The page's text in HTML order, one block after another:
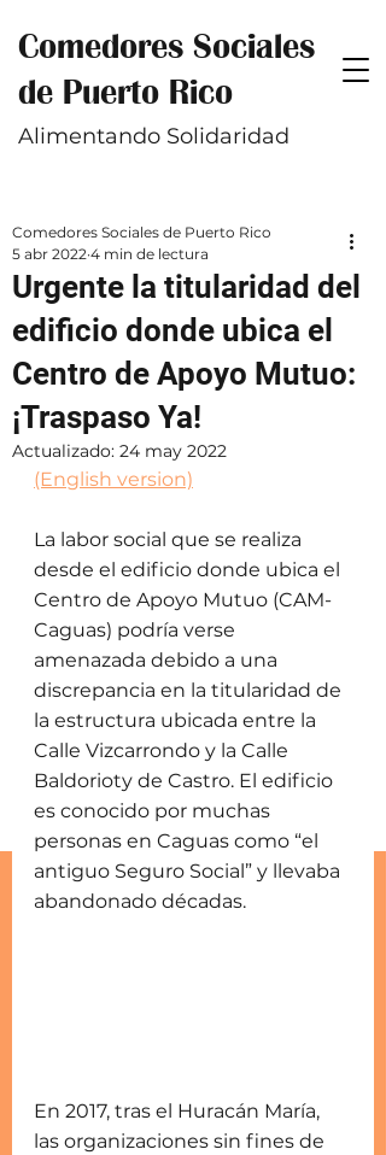
Comedores Sociales
de Puerto Rico
Alimentando Solidaridad
Urgente la titularidad del
edificio donde ubica el
Centro de Apoyo Mutuo:
¡Traspaso Ya!
Comedores Sociales de Puerto Rico
5 abr 2022 4 min de lectura
Actualizado: 24 may 2022
(English version)
La labor social que se realiza
desde el edificio donde ubica el
Centro de Apoyo Mutuo (CAM-
Caguas) podría verse
amenazada debido a una
discrepancia en la titularidad de
la estructura ubicada entre la
Calle Vizcarrondo y la Calle
Baldorioty de Castro. El edificio
es conocido por muchas
personas en Caguas como “el
antiguo Seguro Social” y llevaba
abandonado décadas.
En 2017, tras el Huracán María,
las organizaciones sin fines de